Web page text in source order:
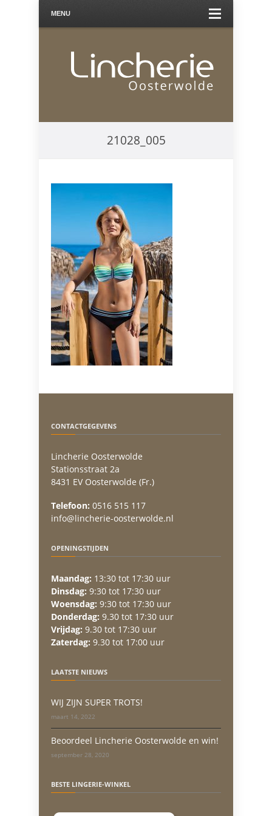
MENU
21028_005
CONTACTGEGEVENS
Lincherie Oosterwolde
Stationsstraat 2a
8431 EV Oosterwolde (Fr.)
Telefoon: 0516 515 117
info@lincherie-oosterwolde.nl
OPENINGSTIJDEN
Maandag: 13:30 tot 17:30 uur
Dinsdag: 9:30 tot 17:30 uur
Woensdag: 9:30 tot 17:30 uur
Donderdag: 9.30 tot 17:30 uur
Vrijdag: 9.30 tot 17:30 uur
Zaterdag: 9.30 tot 17:00 uur
LAATSTE NIEUWS
WIJ ZIJN SUPER TROTS!
maart 14, 2022
Beoordeel Lincherie Oosterwolde en win!
september 28, 2020
BESTE LINGERIE-WINKEL